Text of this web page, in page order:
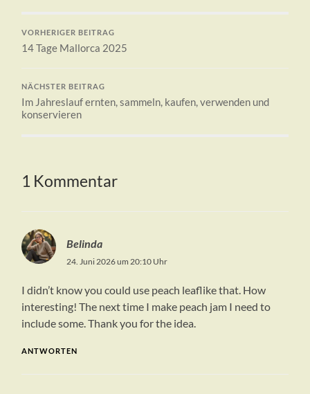
VORHERIGER BEITRAG
14 Tage Mallorca 2025
NÄCHSTER BEITRAG
Im Jahreslauf ernten, sammeln, kaufen, verwenden und
konservieren
1 Kommentar
Belinda
24. Juni 2026 um 20:10 Uhr
I didn’t know you could use peach leaflike that. How
interesting! The next time I make peach jam I need to
include some. Thank you for the idea.
ANTWORTEN